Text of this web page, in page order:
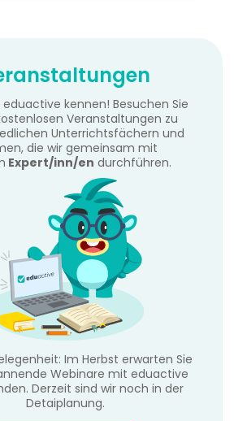
eduactive kennen! Besuchen Sie
Veranstaltungen zu
Unterrichtsfächern und
die wir gemeinsam mit
Expert/inn/en durchführen.
Im Herbst erwarten Sie
Webinare mit eduactive
Derzeit sind wir noch in der
Detaiplanung.